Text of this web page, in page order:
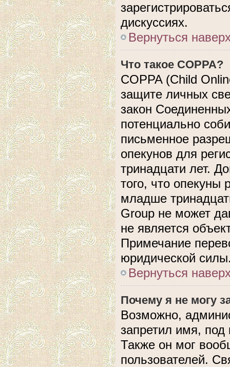
дискуссиях.
Вернуться
Что такое COPPA?
COPPA (Child
защите личных
закон
потенциально
письменное
опекунов для
тринадцати лет.
того, что опекуны
младше
Group не может
не является
Примечание
юридической
Вернуться
Почему я не могу
Возможно,
запретил имя, под
Также он мог
пользователей.